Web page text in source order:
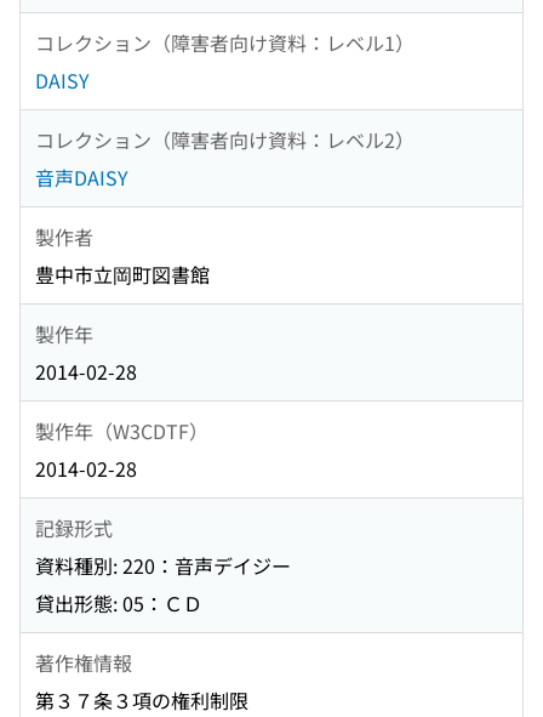
コレクション（障害者向け資料：レベル1）
DAISY
コレクション（障害者向け資料：レベル2）
音声DAISY
製作者
豊中市立岡町図書館
製作年
2014-02-28
製作年（W3CDTF）
2014-02-28
記録形式
資料種別: 220：音声デイジー
貸出形態: 05：ＣＤ
著作権情報
第３７条３項の権利制限